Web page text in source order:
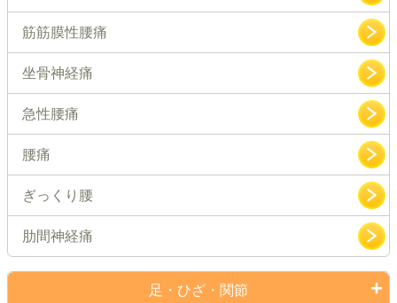
筋筋膜性腰痛
坐骨神経痛
急性腰痛
腰痛
ぎっくり腰
肋間神経痛
足・ひざ・関節